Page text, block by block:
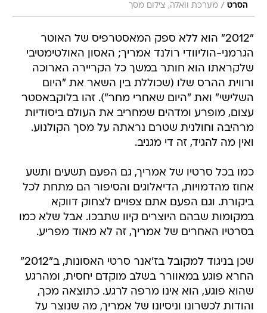
הסרט / מערכת וואלה, צילום מסך
"2012" הוא ללא ספק המאסטרפיס של האוטר
הגרמני-הוליוודי רולנד אמריך; האסון האולטימטיבי
שלקראתו הוא חותר במשך כל הקריירה הארוכה
ורווית ההרס שלו (שכוללת בין השאר את "היום
השלישי" ואת "היום שאחרי מחר"). זהו בלוקבאסטר
עצום, מופרע ומדהים שמחריב את העולם ביסודיות
מרהיבה וחולנית שטרם נראתה על מסך הקולנוע.
ואין מה להגיד, זה די מגניב.
כמו בכל סרטיו של אמריך, גם הפעם תשעים ותשע
אחוז מהדמויות, הדיאלוגים והסיפור הם מתחת לכל
ביקורת. וגם הפעם אתם צפויים לצחוק דווקא
במקומות שבהם היוצרים קיוו שתבכו. אבל שלא כמו
בסרטיו האחרים של אמריך, זה לא מאוד מפריע.
שכן בניגוד למקובל בז'אנר סרטי האסונות, ב"2012"
החרא פוגע במאוורר בשלב מוקדם יחסית, ומהרגע
שהוא פוגע, הוא אינו מרפה לרגע. כתוצאה מכך,
והודות לכשרונו וניסיונו של אמריך, מה שנוצר על